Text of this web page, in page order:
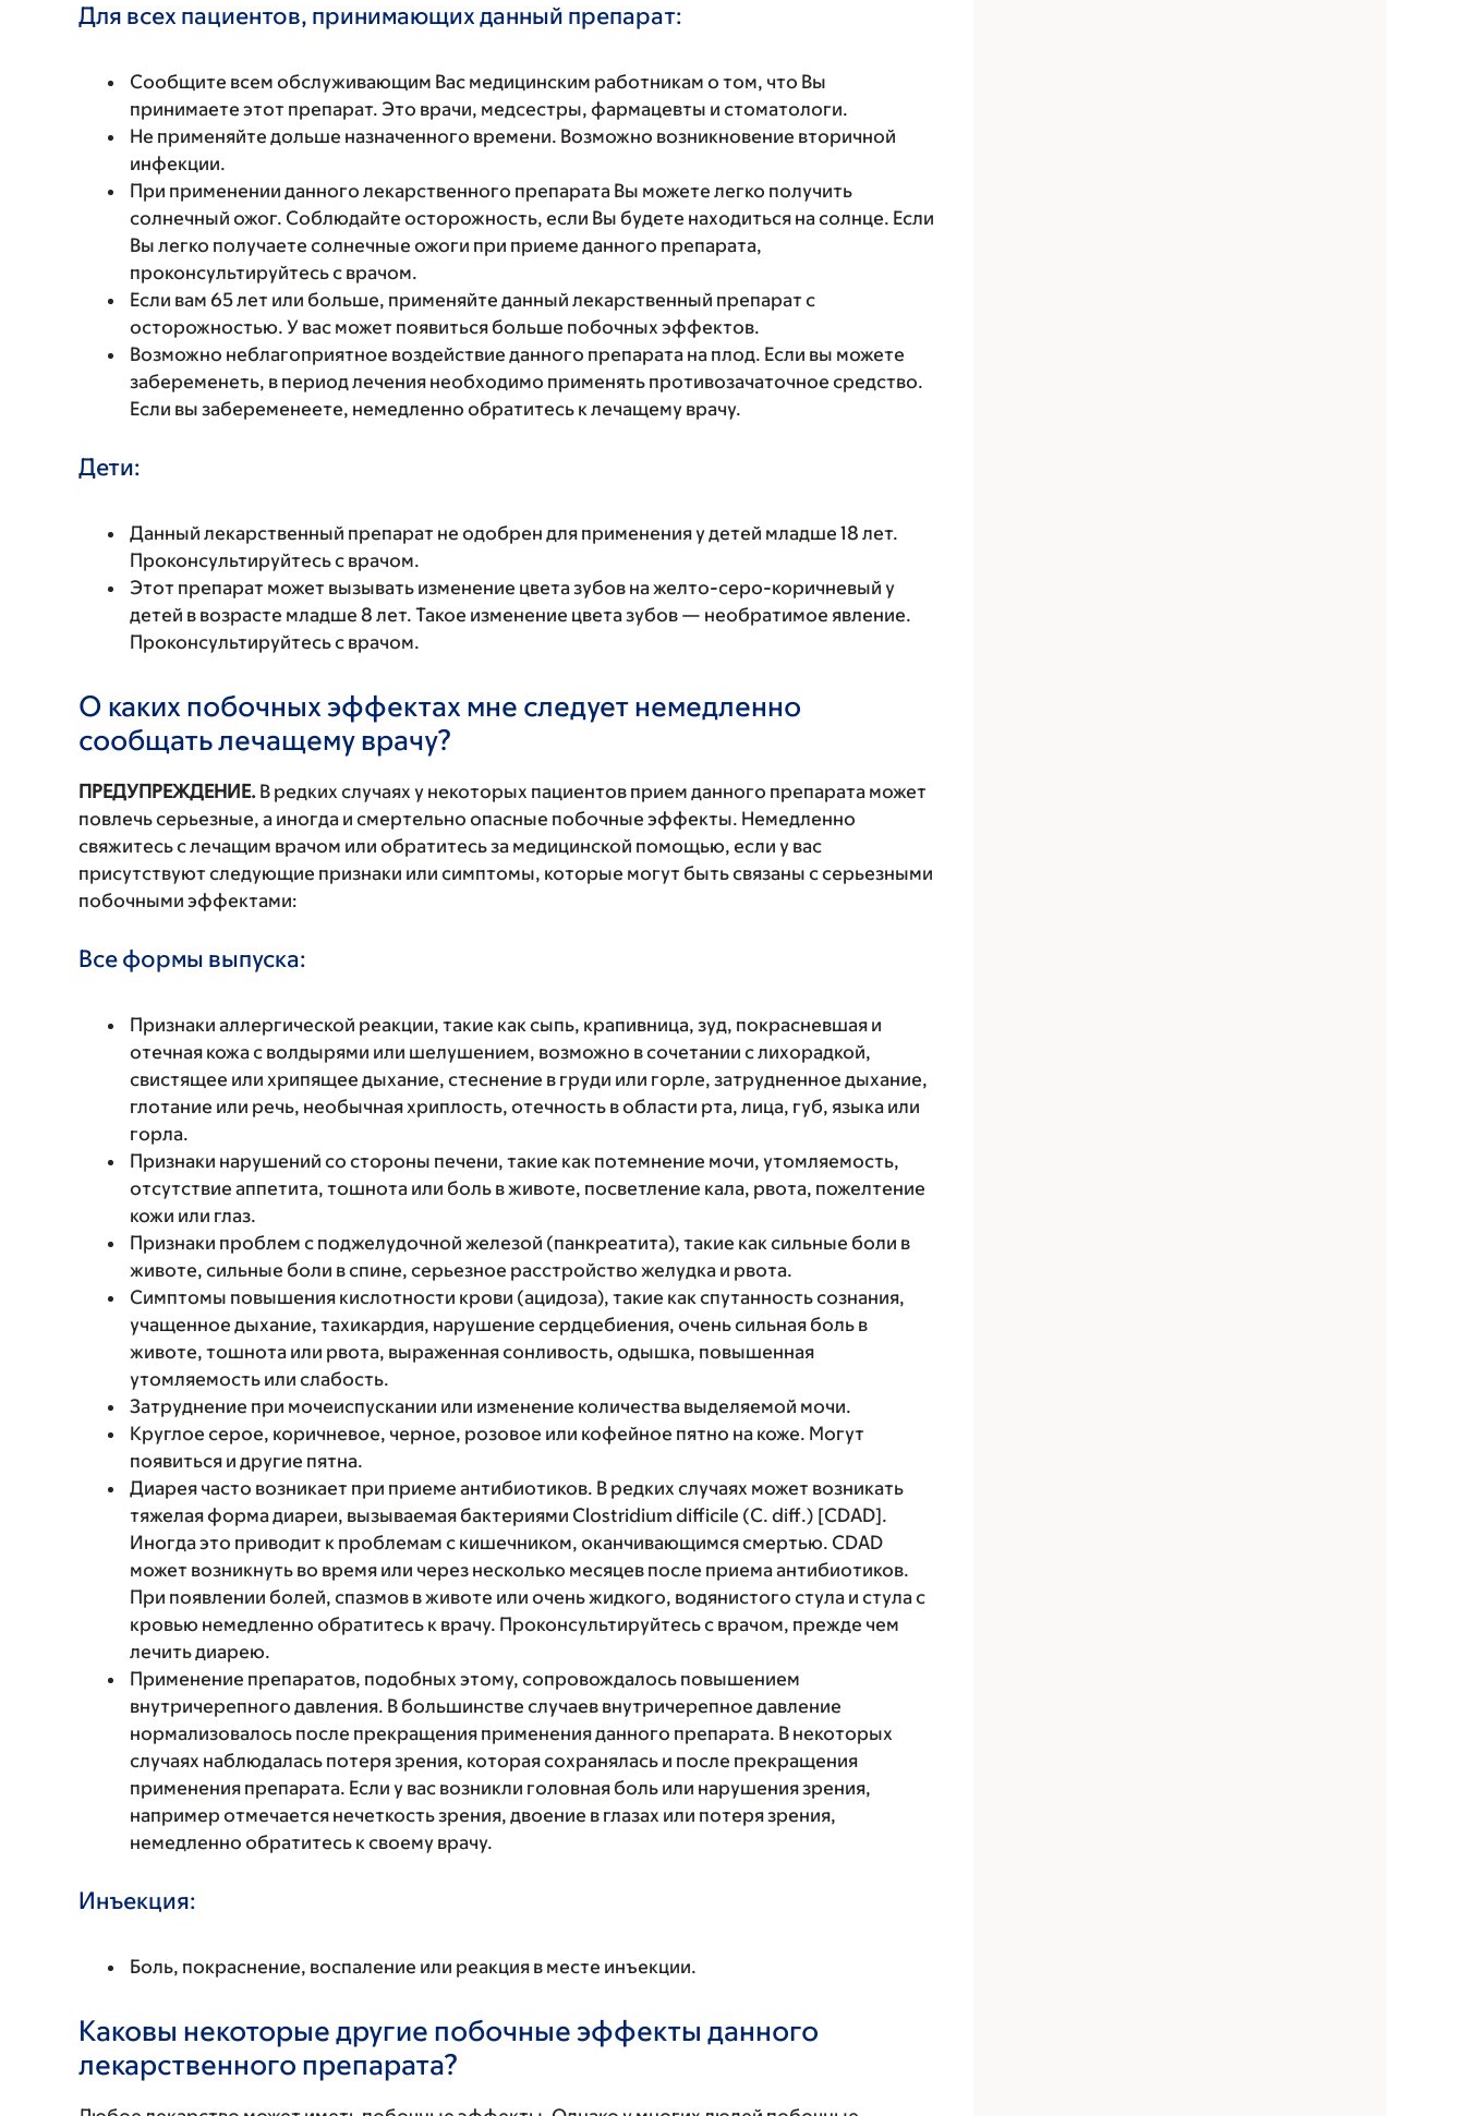
Для всех пациентов, принимающих данный препарат:
Сообщите всем обслуживающим Вас медицинским работникам о том, что Вы
принимаете этот препарат. Это врачи, медсестры, фармацевты и стоматологи.
Не применяйте дольше назначенного времени. Возможно возникновение вторичной
инфекции.
При применении данного лекарственного препарата Вы можете легко получить
солнечный ожог. Соблюдайте осторожность, если Вы будете находиться на солнце. Если
Вы легко получаете солнечные ожоги при приеме данного препарата,
проконсультируйтесь с врачом.
Если вам 65 лет или больше, применяйте данный лекарственный препарат с
осторожностью. У вас может появиться больше побочных эффектов.
Возможно неблагоприятное воздействие данного препарата на плод. Если вы можете
забеременеть, в период лечения необходимо применять противозачаточное средство.
Если вы забеременеете, немедленно обратитесь к лечащему врачу.
Дети:
Данный лекарственный препарат не одобрен для применения у детей младше 18 лет.
Проконсультируйтесь с врачом.
Этот препарат может вызывать изменение цвета зубов на желто-серо-коричневый у
детей в возрасте младше 8 лет. Такое изменение цвета зубов — необратимое явление.
Проконсультируйтесь с врачом.
О каких побочных эффектах мне следует немедленно
сообщать лечащему врачу?
ПРЕДУПРЕЖДЕНИЕ. В редких случаях у некоторых пациентов прием данного препарата может
повлечь серьезные, а иногда и смертельно опасные побочные эффекты. Немедленно
свяжитесь с лечащим врачом или обратитесь за медицинской помощью, если у вас
присутствуют следующие признаки или симптомы, которые могут быть связаны с серьезными
побочными эффектами:
Все формы выпуска:
Признаки аллергической реакции, такие как сыпь, крапивница, зуд, покрасневшая и
отечная кожа с волдырями или шелушением, возможно в сочетании с лихорадкой,
свистящее или хрипящее дыхание, стеснение в груди или горле, затрудненное дыхание,
глотание или речь, необычная хриплость, отечность в области рта, лица, губ, языка или
горла.
Признаки нарушений со стороны печени, такие как потемнение мочи, утомляемость,
отсутствие аппетита, тошнота или боль в животе, посветление кала, рвота, пожелтение
кожи или глаз.
Признаки проблем с поджелудочной железой (панкреатита), такие как сильные боли в
животе, сильные боли в спине, серьезное расстройство желудка и рвота.
Симптомы повышения кислотности крови (ацидоза), такие как спутанность сознания,
учащенное дыхание, тахикардия, нарушение сердцебиения, очень сильная боль в
животе, тошнота или рвота, выраженная сонливость, одышка, повышенная
утомляемость или слабость.
Затруднение при мочеиспускании или изменение количества выделяемой мочи.
Круглое серое, коричневое, черное, розовое или кофейное пятно на коже. Могут
появиться и другие пятна.
Диарея часто возникает при приеме антибиотиков. В редких случаях может возникать
тяжелая форма диареи, вызываемая бактериями Clostridium difficile (C. diff.) [CDAD].
Иногда это приводит к проблемам с кишечником, оканчивающимся смертью. CDAD
может возникнуть во время или через несколько месяцев после приема антибиотиков.
При появлении болей, спазмов в животе или очень жидкого, водянистого стула и стула с
кровью немедленно обратитесь к врачу. Проконсультируйтесь с врачом, прежде чем
лечить диарею.
Применение препаратов, подобных этому, сопровождалось повышением
внутричерепного давления. В большинстве случаев внутричерепное давление
нормализовалось после прекращения применения данного препарата. В некоторых
случаях наблюдалась потеря зрения, которая сохранялась и после прекращения
применения препарата. Если у вас возникли головная боль или нарушения зрения,
например отмечается нечеткость зрения, двоение в глазах или потеря зрения,
немедленно обратитесь к своему врачу.
Инъекция:
Боль, покраснение, воспаление или реакция в месте инъекции.
Каковы некоторые другие побочные эффекты данного
лекарственного препарата?